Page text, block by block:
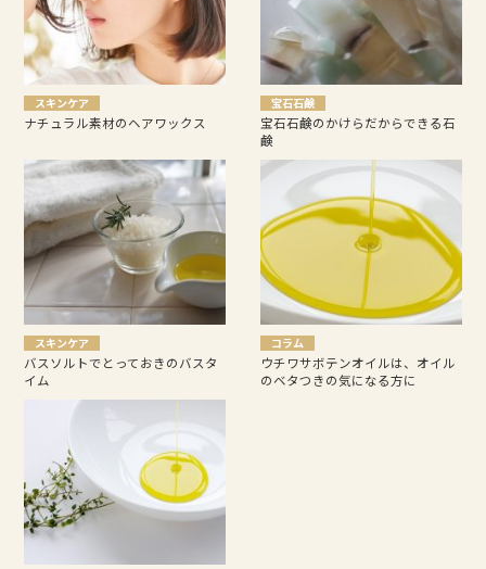
スキンケア
ナチュラル素材のヘアワックス
宝石石鹸
宝石石鹸のかけらだからできる石
鹸
スキンケア
バスソルトでとっておきのバスタ
イム
コラム
ウチワサボテンオイルは、オイル
のベタつきの気になる方に